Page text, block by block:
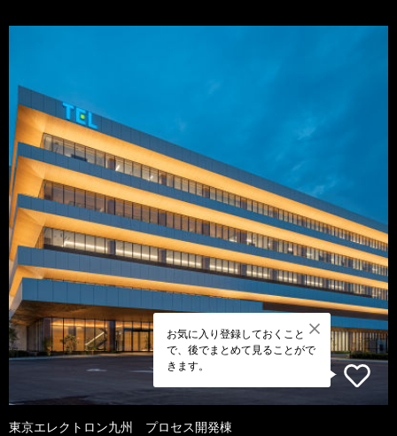
お気に入り登録しておくこと
で、後でまとめて見ることがで
きます。
東京エレクトロン九州 プロセス開発棟